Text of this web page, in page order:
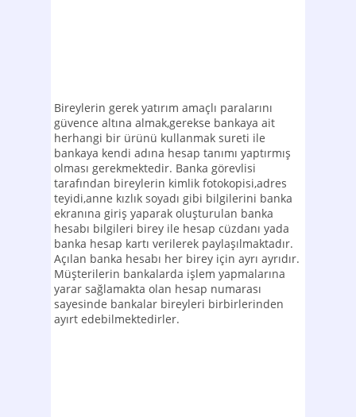
Bireylerin gerek yatırım amaçlı paralarını
güvence altına almak,gerekse bankaya ait
herhangi bir ürünü kullanmak sureti ile
bankaya kendi adına hesap tanımı yaptırmış
olması gerekmektedir. Banka görevlisi
tarafından bireylerin kimlik fotokopisi,adres
teyidi,anne kızlık soyadı gibi bilgilerini banka
ekranına giriş yaparak oluşturulan banka
hesabı bilgileri birey ile hesap cüzdanı yada
banka hesap kartı verilerek paylaşılmaktadır.
Açılan banka hesabı her birey için ayrı ayrıdır.
Müşterilerin bankalarda işlem yapmalarına
yarar sağlamakta olan hesap numarası
sayesinde bankalar bireyleri birbirlerinden
ayırt edebilmektedirler.